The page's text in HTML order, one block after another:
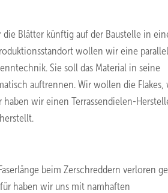
die Blätter künftig auf der Baustelle in
wollen wir eine
Sie soll das Material in seine
auftrennen. Wir wollen die Flakes,
wir einen Terrassendielen-
beim Zerschreddern verloren
haben wir uns mit namhaften